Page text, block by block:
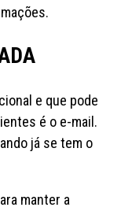
e que pode
é o e-mail.
já se tem o
manter a